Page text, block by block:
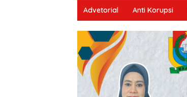
Advetorial Anti Korupsi